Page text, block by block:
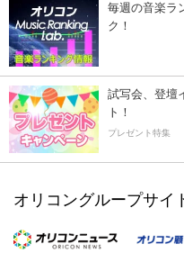
毎週の音楽ラ
ク！
試写会、登壇
ト！
プレゼント特集
オリコングループサイ